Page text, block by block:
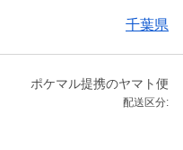
千葉県
ポケマル提携のヤマト便
配送区分: